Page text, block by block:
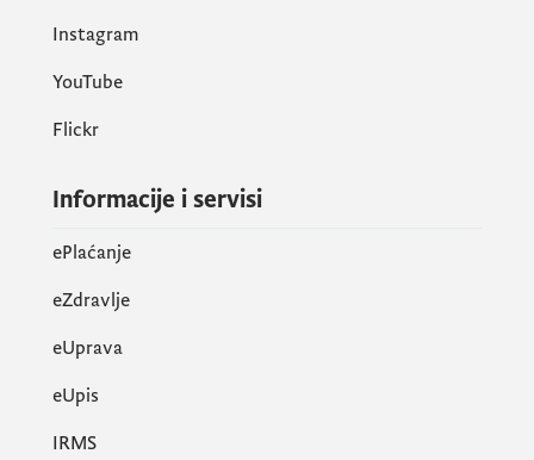
Instagram
YouTube
Flickr
Informacije i servisi
ePlaćanje
eZdravlje
eUprava
еUpis
IRMS